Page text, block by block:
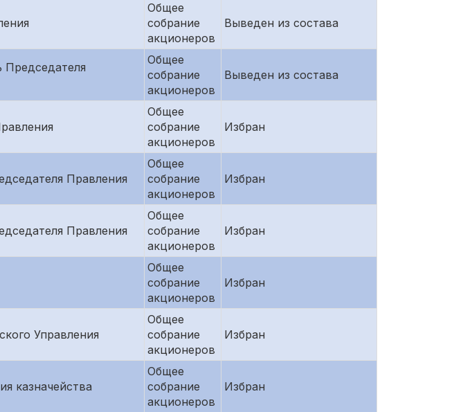
Общее
собрание
акционеров
Выведен из состава
Председателя
Общее
собрание
акционеров
Выведен из состава
Общее
собрание
акционеров
Избран
Правления
Общее
собрание
акционеров
Избран
Правления
Общее
собрание
акционеров
Избран
Общее
собрание
акционеров
Избран
Управления
Общее
собрание
акционеров
Избран
казначейства
Общее
собрание
акционеров
Избран